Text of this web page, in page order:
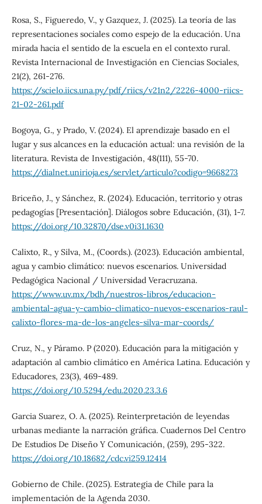
Rosa, S., Figueredo, V., y Gazquez, J. (2025). La teoría de las
representaciones sociales como espejo de la educación. Una
mirada hacia el sentido de la escuela en el contexto rural.
Revista Internacional de Investigación en Ciencias Sociales,
21(2), 261-276.
https://scielo.iics.una.py/pdf/riics/v21n2/2226-4000-riics-
21-02-261.pdf
Bogoya, G., y Prado, V. (2024). El aprendizaje basado en el
lugar y sus alcances en la educación actual: una revisión de la
literatura. Revista de Investigación, 48(111), 55-70.
https://dialnet.unirioja.es/servlet/articulo?codigo=9668273
Briceño, J., y Sánchez, R. (2024). Educación, territorio y otras
pedagogías [Presentación]. Diálogos sobre Educación, (31), 1-7.
https://doi.org/10.32870/dse.v0i31.1630
Calixto, R., y Silva, M., (Coords.). (2023). Educación ambiental,
agua y cambio climático: nuevos escenarios. Universidad
Pedagógica Nacional / Universidad Veracruzana.
https://www.uv.mx/bdh/nuestros-libros/educacion-
ambiental-agua-y-cambio-climatico-nuevos-escenarios-raul-
calixto-flores-ma-de-los-angeles-silva-mar-coords/
Cruz, N., y Páramo. P (2020). Educación para la mitigación y
adaptación al cambio climático en América Latina. Educación y
Educadores, 23(3), 469-489.
https://doi.org/10.5294/edu.2020.23.3.6
Garcia Suarez, O. A. (2025). Reinterpretación de leyendas
urbanas mediante la narración gráfica. Cuadernos Del Centro
De Estudios De Diseño Y Comunicación, (259), 295-322.
https://doi.org/10.18682/cdc.vi259.12414
Gobierno de Chile. (2025). Estrategia de Chile para la
implementación de la Agenda 2030.